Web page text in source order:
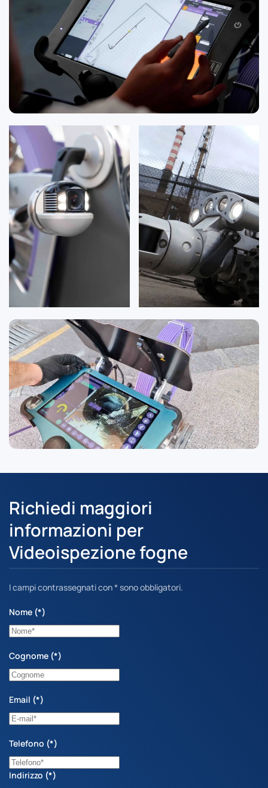
Richiedi maggiori
informazioni per
Videoispezione fogne
I campi contrassegnati con * sono obbligatori.
Nome (*)
Cognome (*)
Email (*)
Telefono (*)
Indirizzo (*)